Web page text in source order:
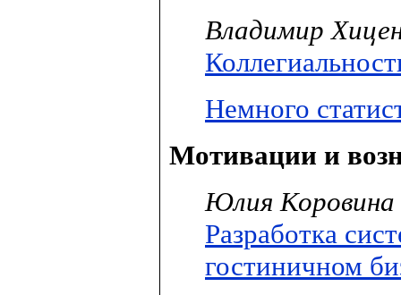
Владимир
Немного
Мотивации и
Юлия Коровина
Разработка
гостиничном